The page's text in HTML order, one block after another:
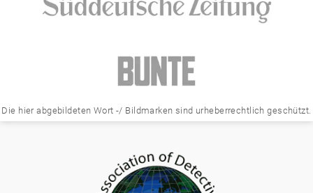
Die hier abgebildeten Wort -/ Bildmarken sind urheberrechtlich geschützt.